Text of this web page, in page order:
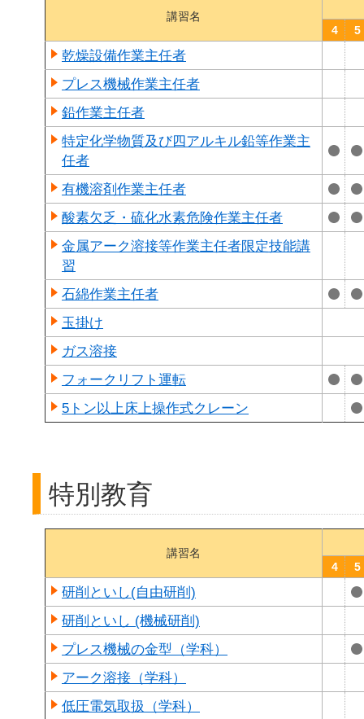
講習名
4
5
乾燥設備作業主任者
プレス機械作業主任者
鉛作業主任者
特定化学物質及び四アルキル鉛等作業主
任者
有機溶剤作業主任者
酸素欠乏・硫化水素危険作業主任者
金属アーク溶接等作業主任者限定技能講
習
石綿作業主任者
玉掛け
ガス溶接
フォークリフト運転
5トン以上床上操作式クレーン
特別教育
講習名
4
5
研削といし(自由研削)
研削といし (機械研削)
プレス機械の金型（学科）
アーク溶接（学科）
低圧電気取扱（学科）